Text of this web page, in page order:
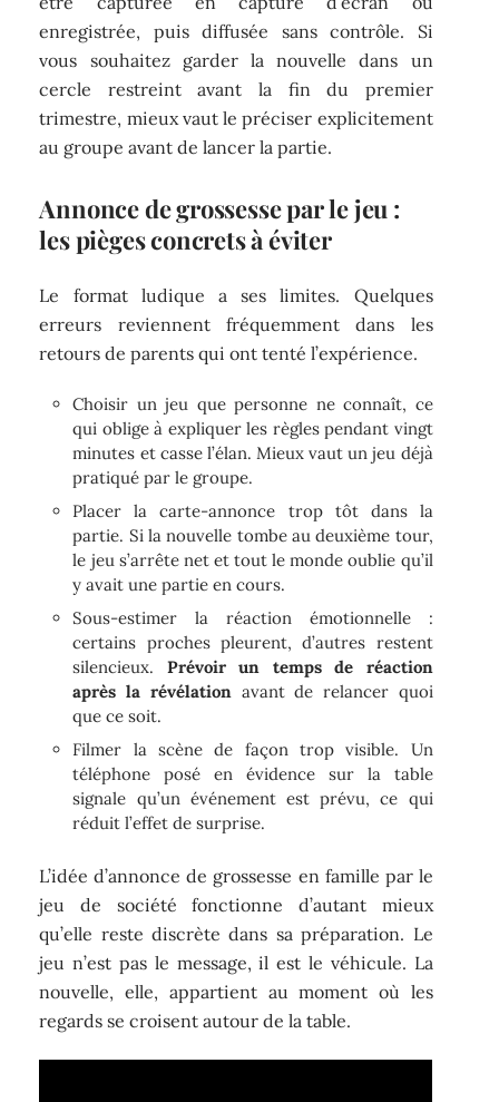
enregistrée, puis diffusée sans contrôle. Si
vous souhaitez garder la nouvelle dans un
cercle restreint avant la fin du premier
trimestre, mieux vaut le préciser explicitement
au groupe avant de lancer la partie.
Annonce de grossesse par le jeu :
les pièges concrets à éviter
Le format ludique a ses limites. Quelques
erreurs reviennent fréquemment dans les
retours de parents qui ont tenté l’expérience.
Choisir un jeu que personne ne connaît, ce
qui oblige à expliquer les règles pendant vingt
minutes et casse l’élan. Mieux vaut un jeu déjà
pratiqué par le groupe.
Placer la carte-annonce trop tôt dans la
partie. Si la nouvelle tombe au deuxième tour,
le jeu s’arrête net et tout le monde oublie qu’il
y avait une partie en cours.
Sous-estimer la réaction émotionnelle :
certains proches pleurent, d’autres restent
silencieux. Prévoir un temps de réaction
après la révélationavant de relancer quoi
que ce soit.
Filmer la scène de façon trop visible. Un
téléphone posé en évidence sur la table
signale qu’un événement est prévu, ce qui
réduit l’effet de surprise.
L’idée d’annonce de grossesse en famille par le
jeu de société fonctionne d’autant mieux
qu’elle reste discrète dans sa préparation. Le
jeu n’est pas le message, il est le véhicule. La
nouvelle, elle, appartient au moment où les
regards se croisent autour de la table.